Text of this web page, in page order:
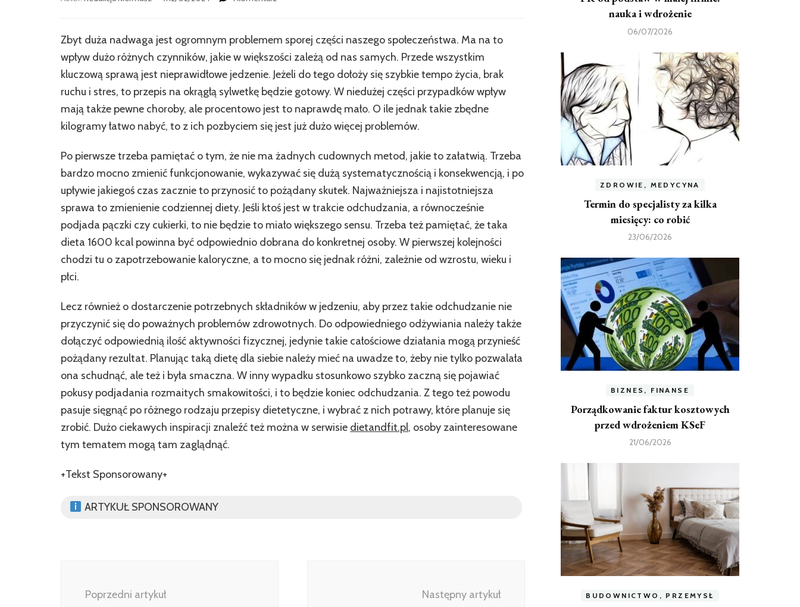
pozbyć
zbędnych
kilogramów
Zbyt duża nadwaga jest ogromnym problemem sporej części naszego społeczeństwa. Ma na to
wpływ dużo różnych czynników, jakie w większości zależą od nas samych. Przede wszystkim
kluczową sprawą jest nieprawidłowe jedzenie. Jeżeli do tego dołoży się szybkie tempo życia, brak
ruchu i stres, to przepis na okrągłą sylwetkę będzie gotowy. W niedużej części przypadków wpływ
mają także pewne choroby, ale procentowo jest to naprawdę mało. O ile jednak takie zbędne
kilogramy łatwo nabyć, to z ich pozbyciem się jest już dużo więcej problemów.
Po pierwsze trzeba pamiętać o tym, że nie ma żadnych cudownych metod, jakie to załatwią. Trzeba
bardzo mocno zmienić funkcjonowanie, wykazywać się dużą systematycznością i konsekwencją, i po
upływie jakiegoś czas zacznie to przynosić to pożądany skutek. Najważniejsza i najistotniejsza
sprawa to zmienienie codziennej diety. Jeśli ktoś jest w trakcie odchudzania, a równocześnie
podjada pączki czy cukierki, to nie będzie to miało większego sensu. Trzeba też pamiętać, że taka
dieta 1600 kcal powinna być odpowiednio dobrana do konkretnej osoby. W pierwszej kolejności
chodzi tu o zapotrzebowanie kaloryczne, a to mocno się jednak różni, zależnie od wzrostu, wieku i
płci.
Lecz również o dostarczenie potrzebnych składników w jedzeniu, aby przez takie odchudzanie nie
przyczynić się do poważnych problemów zdrowotnych. Do odpowiedniego odżywiania należy także
dołączyć odpowiednią ilość aktywności fizycznej, jedynie takie całościowe działania mogą przynieść
pożądany rezultat. Planując taką dietę dla siebie należy mieć na uwadze to, żeby nie tylko pozwalała
ona schudnąć, ale też i była smaczna. W inny wypadku stosunkowo szybko zaczną się pojawiać
pokusy podjadania rozmaitych smakowitości, i to będzie koniec odchudzania. Z tego też powodu
pasuje sięgnąć po różnego rodzaju przepisy dietetyczne, i wybrać z nich potrawy, które planuje się
zrobić. Dużo ciekawych inspiracji znaleźć też można w serwisie dietandfit.pl, osoby zainteresowane
tym tematem mogą tam zaglądnąć.
+Tekst Sponsorowany+
ARTYKUŁ SPONSOROWANY
wpisuPoprzedni artykuł Następny artykuł
nauka i wdrożenie
06/07/2026
ZDROWIE, MEDYCYNA
Termin do specjalisty za kilka
miesięcy: co robić
23/06/2026
BIZNES, FINANSE
Porządkowanie faktur kosztowych
przed wdrożeniem KSeF
21/06/2026
BUDOWNICTWO, PRZEMYSŁ